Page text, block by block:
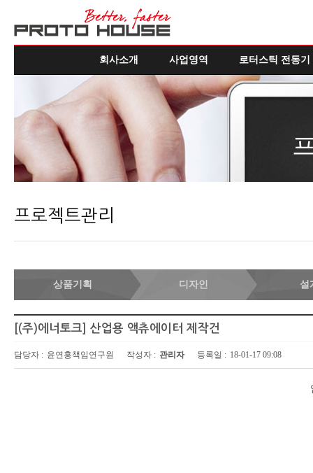
회사소개 사업영역 로터스틱 전동기
프로젝트관리
상품기획 디자인 설
[(주)에너토크] 산업용 액츄에이터 제작건
담당자 : 윤연홍책임연구원 작성자 : 관리자 등록일 : 18-01-17 09:08